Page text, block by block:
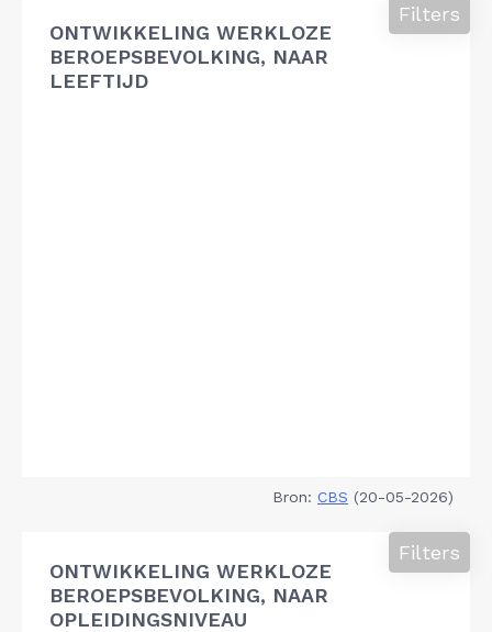
ONTWIKKELING WERKLOZE
BEROEPSBEVOLKING, NAAR
LEEFTIJD
Filters
Bron: CBS (20-05-2026)
ONTWIKKELING WERKLOZE
BEROEPSBEVOLKING, NAAR
OPLEIDINGSNIVEAU
Filters